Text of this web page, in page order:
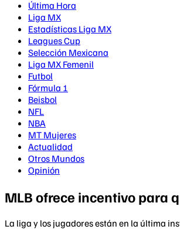
Última Hora
Liga MX
Estadísticas Liga MX
Leagues Cup
Selección Mexicana
Liga MX Femenil
Futbol
Fórmula 1
Beisbol
NFL
NBA
MT Mujeres
Actualidad
Otros Mundos
Opinión
MLB ofrece incentivo para
La liga y los jugadores están en la última